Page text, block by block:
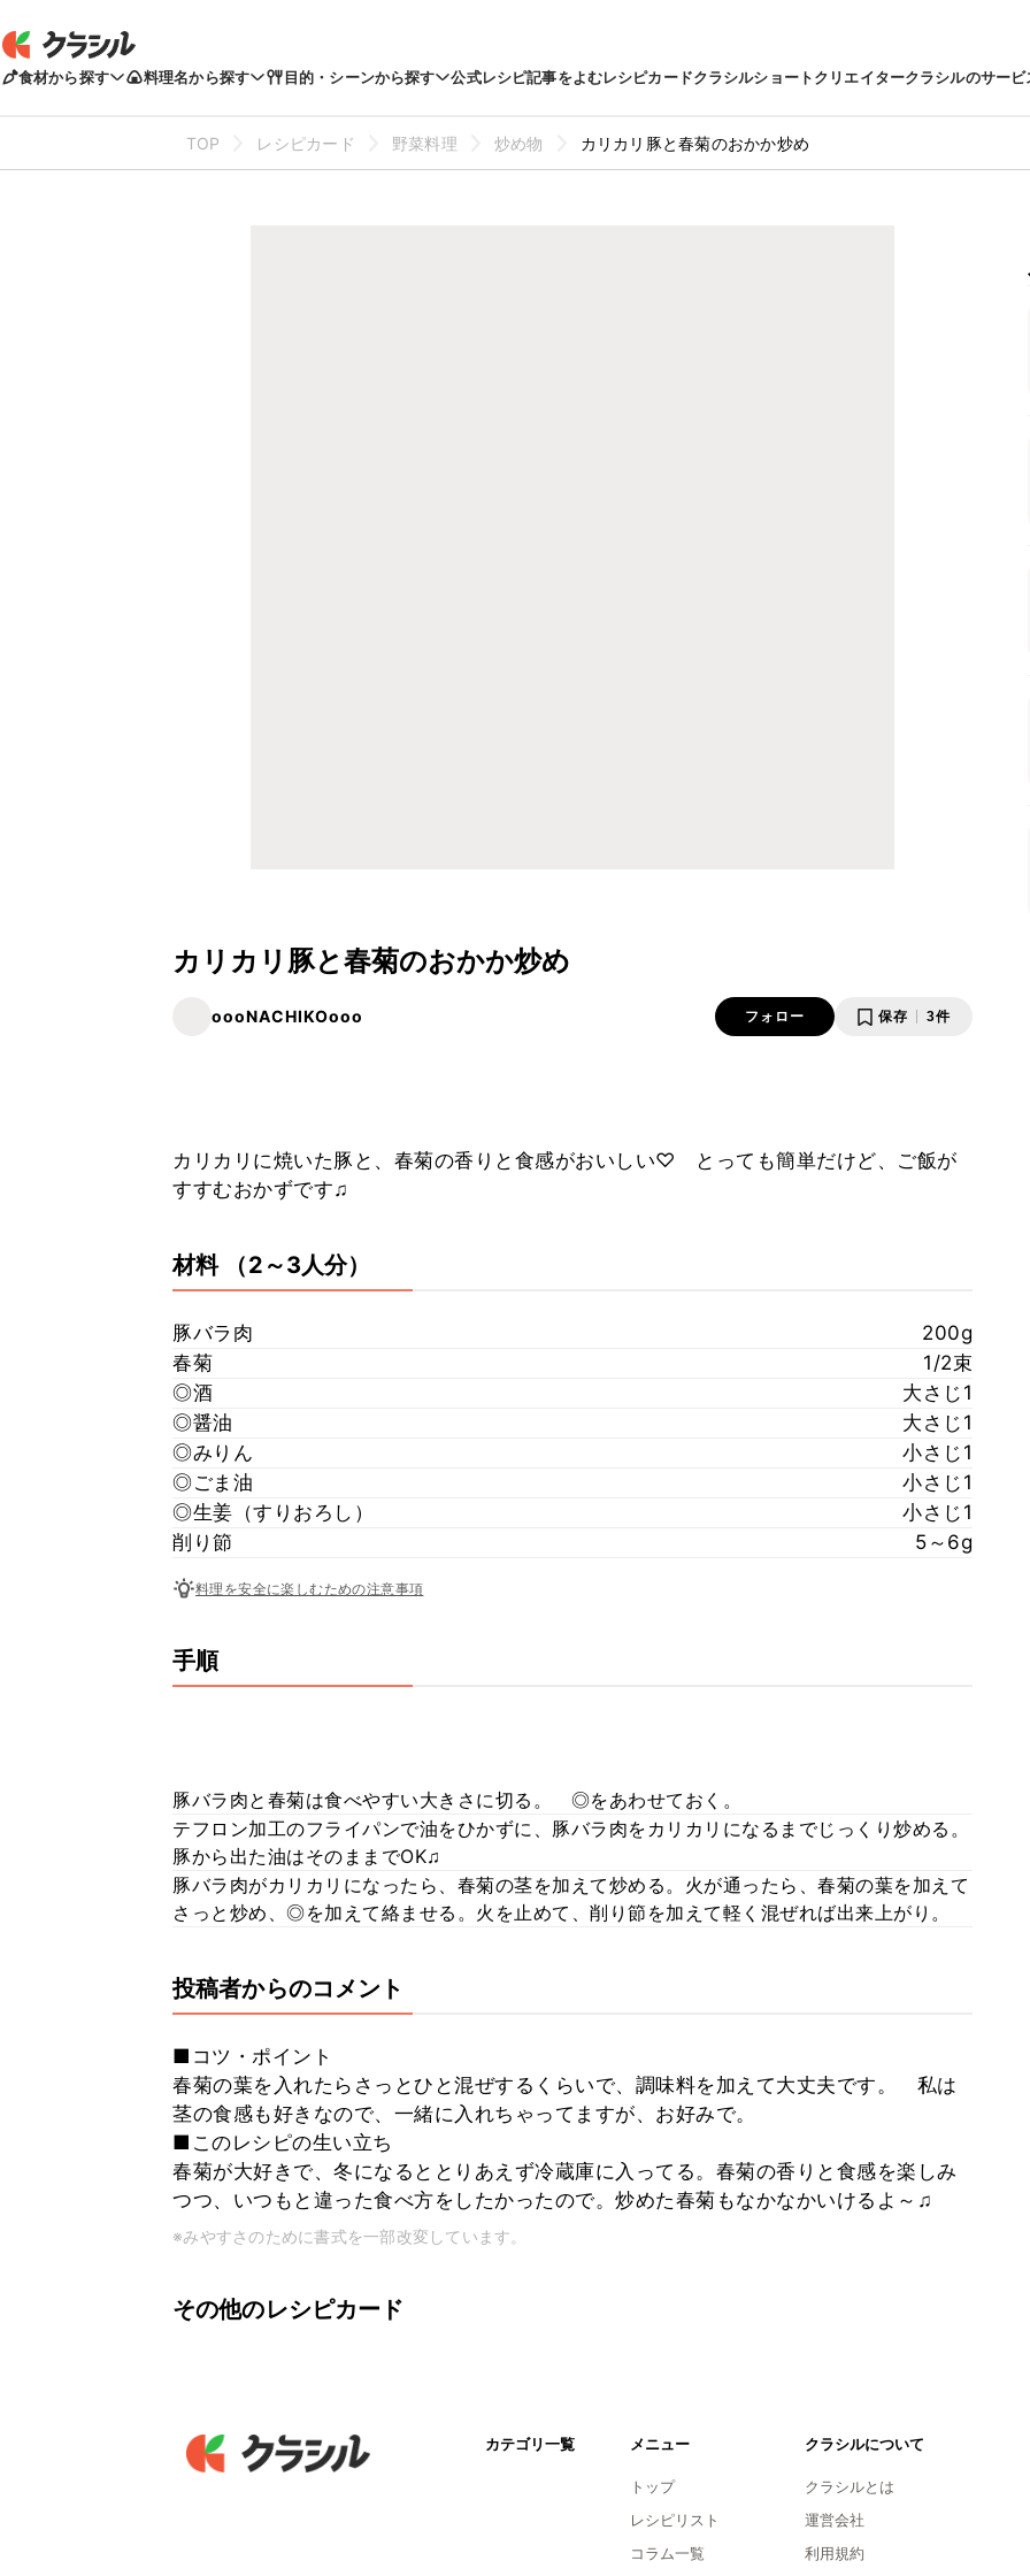
食材から探す 料理名から探す 目的・シーンから探す 公式レシピ記事をよむレシピカードクラシルショートクリエイタークラシルのサービ
TOP レシピカード 野菜料理 炒め物 カリカリ豚と春菊のおかか炒め
カリカリ豚と春菊のおかか炒め
oooNACHIKOooo フォロー 保存 3件
カリカリに焼いた豚と、春菊の香りと食感がおいしい♡ とっても簡単だけど、ご飯が
すすむおかずです♫
材料 （2～3人分）
豚バラ肉
200g
春菊
1/2束
◎酒
大さじ1
◎醤油
大さじ1
◎みりん
小さじ1
◎ごま油
小さじ1
◎生姜（すりおろし）
小さじ1
削り節
5～6g
料理を安全に楽しむための注意事項
手順
豚バラ肉と春菊は食べやすい大きさに切る。 ◎をあわせておく。
テフロン加工のフライパンで油をひかずに、豚バラ肉をカリカリになるまでじっくり炒める。
豚から出た油はそのままでOK♫
豚バラ肉がカリカリになったら、春菊の茎を加えて炒める。火が通ったら、春菊の葉を加えて
さっと炒め、◎を加えて絡ませる。火を止めて、削り節を加えて軽く混ぜれば出来上がり。
投稿者からのコメント
■コツ・ポイント
春菊の葉を入れたらさっとひと混ぜするくらいで、調味料を加えて大丈夫です。 私は
茎の食感も好きなので、一緒に入れちゃってますが、お好みで。
■このレシピの生い立ち
春菊が大好きで、冬になるととりあえず冷蔵庫に入ってる。春菊の香りと食感を楽しみ
つつ、いつもと違った食べ方をしたかったので。炒めた春菊もなかなかいけるよ～♫
※みやすさのために書式を一部改変しています。
その他のレシピカード
カテゴリ一覧 メニュー
トップ
レシピリスト
コラム一覧
クラシルについて
クラシルとは
運営会社
利用規約